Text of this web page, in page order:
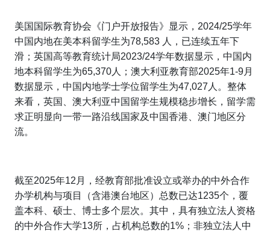
美国国际教育协会《门户开放报告》显示，2024/25学年
中国内地在美本科留学生为78,583 人，已连续五年下
滑；英国高等教育统计局2023/24学年数据显示，中国内
地本科留学生为65,370人；澳大利亚教育部2025年1-9月
数据显示，中国内地学士学位留学生为47,027人。整体
来看，英国、澳大利亚中国留学生规模稳步增长，留学需
求正明显向一带一路沿线国家及中国香港、澳门地区分
流。
截至2025年12月，经教育部批准设立或举办的中外合作
办学机构与项目（含港澳台地区）总数已达1235个，覆
盖本科、硕士、博士多个层次。其中，具有独立法人资格
的中外合作大学13所，占机构总数的1%；非独立法人中